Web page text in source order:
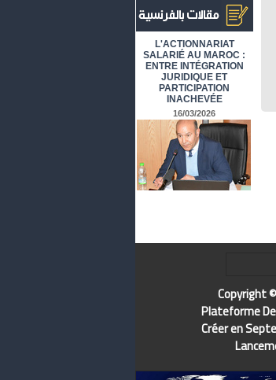
L'ACTIONNARIAT
SALARIÉ AU MAROC :
ENTRE INTÉGRATION
JURIDIQUE ET
PARTICIPATION
INACHEVÉE
16/03/2026
Copyright
Plateforme
Créer en